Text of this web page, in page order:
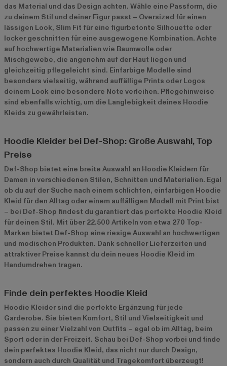
das Material und das Design achten. Wähle eine Passform, die
zu deinem Stil und deiner Figur passt – Oversized für einen
lässigen Look, Slim Fit für eine figurbetonte Silhouette oder
locker geschnitten für eine ausgewogene Kombination. Achte
auf hochwertige Materialien wie Baumwolle oder
Mischgewebe, die angenehm auf der Haut liegen und
gleichzeitig pflegeleicht sind. Einfarbige Modelle sind
besonders vielseitig, während auffällige Prints oder Logos
deinem Look eine besondere Note verleihen. Pflegehinweise
sind ebenfalls wichtig, um die Langlebigkeit deines Hoodie
Kleids zu gewährleisten.
Hoodie Kleider bei Def-Shop: Große Auswahl, Top
Preise
Def-Shop bietet eine breite Auswahl an Hoodie Kleidern für
Damen in verschiedenen Stilen, Schnitten und Materialien. Egal
ob du auf der Suche nach einem schlichten, einfarbigen Hoodie
Kleid für den Alltag oder einem auffälligen Modell mit Print bist
– bei Def-Shop findest du garantiert das perfekte Hoodie Kleid
für deinen Stil. Mit über 22.500 Artikeln von etwa 270 Top-
Marken bietet Def-Shop eine riesige Auswahl an hochwertigen
und modischen Produkten. Dank schneller Lieferzeiten und
attraktiver Preise kannst du dein neues Hoodie Kleid im
Handumdrehen tragen.
Finde dein perfektes Hoodie Kleid
Hoodie Kleider sind die perfekte Ergänzung für jede
Garderobe. Sie bieten Komfort, Stil und Vielseitigkeit und
passen zu einer Vielzahl von Outfits – egal ob im Alltag, beim
Sport oder in der Freizeit. Schau bei Def-Shop vorbei und finde
dein perfektes Hoodie Kleid, das nicht nur durch Design,
sondern auch durch Qualität und Tragekomfort überzeugt!